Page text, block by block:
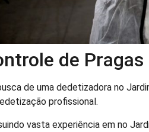
de
de uma dedetizadora no
profissional.
vasta experiência em no